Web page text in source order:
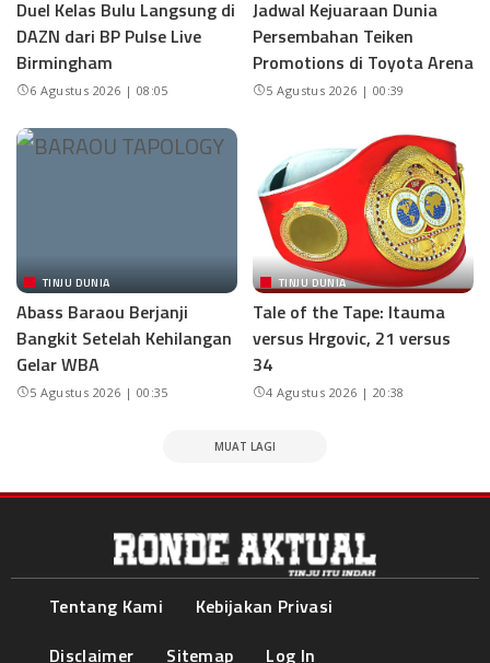
Duel Kelas Bulu Langsung di
DAZN dari BP Pulse Live
Birmingham
6 Agustus 2026 | 08:05
Jadwal Kejuaraan Dunia
Persembahan Teiken
Promotions di Toyota Arena
5 Agustus 2026 | 00:39
TINJU DUNIA
Abass Baraou Berjanji
Bangkit Setelah Kehilangan
Gelar WBA
5 Agustus 2026 | 00:35
TINJU DUNIA
Tale of the Tape: Itauma
versus Hrgovic, 21 versus
34
4 Agustus 2026 | 20:38
MUAT LAGI
Tentang Kami
Kebijakan Privasi
Disclaimer
Sitemap Log In